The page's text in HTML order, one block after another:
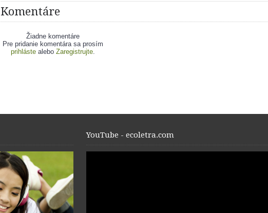
Komentáre
Žiadne komentáre
Pre pridanie komentára sa prosím
prihláste aleboZaregistrujte.
YouTube - ecoletra.com